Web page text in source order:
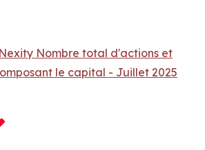
Nombre total d'actions et
le capital - Juillet 2025